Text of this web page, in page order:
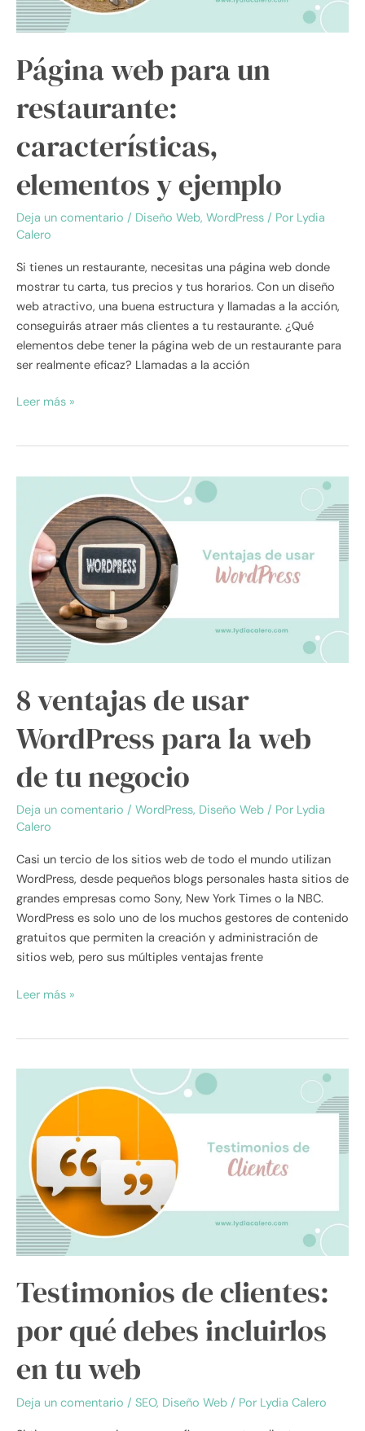
Página web para un
restaurante:
características,
elementos y ejemplo
Deja un comentario / Diseño Web, WordPress / Por Lydia
Calero
Si tienes un restaurante, necesitas una página web donde
mostrar tu carta, tus precios y tus horarios. Con un diseño
web atractivo, una buena estructura y llamadas a la acción,
conseguirás atraer más clientes a tu restaurante. ¿Qué
elementos debe tener la página web de un restaurante para
ser realmente eficaz? Llamadas a la acción
ejemplo
Leer más »
8 ventajas de usar
WordPress para la web
de tu negocio
Deja un comentario / WordPress, Diseño Web / Por Lydia
Calero
Casi un tercio de los sitios web de todo el mundo utilizan
WordPress, desde pequeños blogs personales hasta sitios de
grandes empresas como Sony, New York Times o la NBC.
WordPress es solo uno de los muchos gestores de contenido
gratuitos que permiten la creación y administración de
sitios web, pero sus múltiples ventajas frente
ventajas
usar
WordPress
para
la
web
de
tu
Leer más »
Testimonios de clientes:
por qué debes incluirlos
en tu web
Deja un comentario / SEO, Diseño Web / Por Lydia Calero
clientes:
por
qué
debes
incluirlos
en
tu
web